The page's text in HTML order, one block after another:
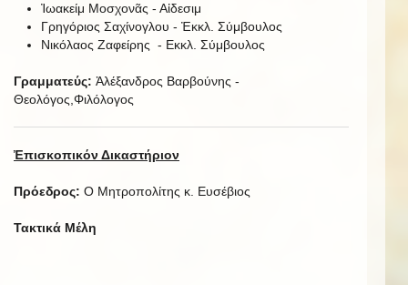
Ἰωακείμ Μοσχονᾶς - Αἰδεσιμ
Γρηγόριος Σαχίνογλου - Ἐκκλ. Σύμβουλος
Νικόλαος Ζαφείρης - Εκκλ. Σύμβουλος
Γραμματεύς: Ἀλέξανδρος Βαρβούνης -
Θεολόγος,Φιλόλογος
Ἐπισκοπικόν Δικαστήριον
Πρόεδρος: Ο Μητροπολίτης κ. Ευσέβιος
Τακτικά Μέλη